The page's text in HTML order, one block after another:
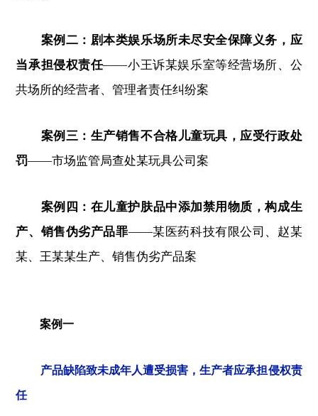
案例二：剧本类娱乐场所未尽安全保障义务，应
当承担侵权责任——小王诉某娱乐室等经营场所、公
共场所的经营者、管理者责任纠纷案
案例三：生产销售不合格儿童玩具，应受行政处
罚——市场监管局查处某玩具公司案
案例四：在儿童护肤品中添加禁用物质，构成生
产、销售伪劣产品罪——某医药科技有限公司、赵某
某、王某某生产、销售伪劣产品案
案例一
产品缺陷致未成年人遭受损害，生产者应承担侵权责
任